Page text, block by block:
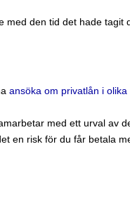
den tid det hade tagit
ansöka om privatlån i olika
med ett urval av
en risk för du får betala